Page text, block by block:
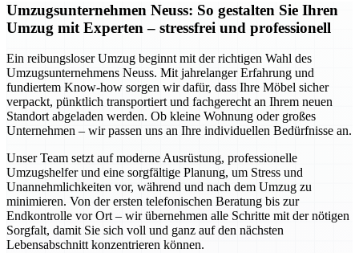
Umzugsunternehmen Neuss: So gestalten Sie Ihren
Umzug mit Experten – stressfrei und professionell
Ein reibungsloser Umzug beginnt mit der richtigen Wahl des
Umzugsunternehmens Neuss. Mit jahrelanger Erfahrung und
fundiertem Know-how sorgen wir dafür, dass Ihre Möbel sicher
verpackt, pünktlich transportiert und fachgerecht an Ihrem neuen
Standort abgeladen werden. Ob kleine Wohnung oder großes
Unternehmen – wir passen uns an Ihre individuellen Bedürfnisse an.
Unser Team setzt auf moderne Ausrüstung, professionelle
Umzugshelfer und eine sorgfältige Planung, um Stress und
Unannehmlichkeiten vor, während und nach dem Umzug zu
minimieren. Von der ersten telefonischen Beratung bis zur
Endkontrolle vor Ort – wir übernehmen alle Schritte mit der nötigen
Sorgfalt, damit Sie sich voll und ganz auf den nächsten
Lebensabschnitt konzentrieren können.